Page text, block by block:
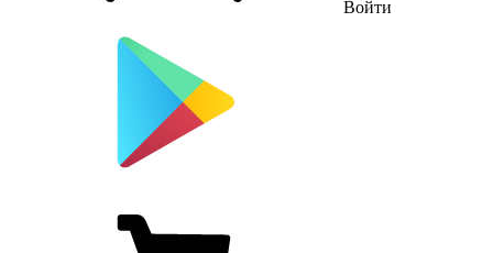
Войти